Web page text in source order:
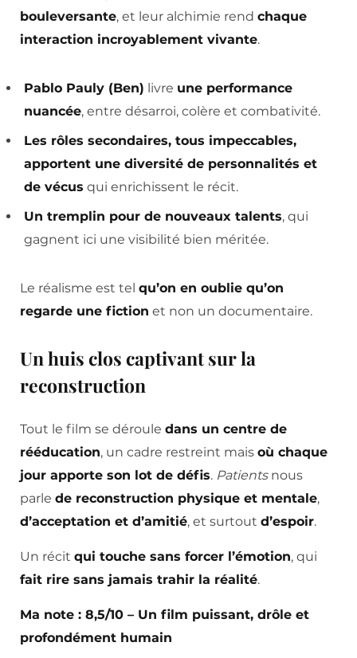
bouleversante, et leur alchimie rend chaque
interaction incroyablement vivante.
Pablo Pauly (Ben) livre une performance
nuancée, entre désarroi, colère et combativité.
Les rôles secondaires, tous impeccables,
apportent une diversité de personnalités et
de vécus qui enrichissent le récit.
Un tremplin pour de nouveaux talents, qui
gagnent ici une visibilité bien méritée.
Le réalisme est tel qu’on en oublie qu’on
regarde une fiction et non un documentaire.
Un huis clos captivant sur la
reconstruction
Tout le film se déroule dans un centre de
rééducation, un cadre restreint mais où chaque
jour apporte son lot de défis. Patientsnous
parle de reconstruction physique et mentale,
d’acceptation et d’amitié, et surtout d’espoir.
Un récit qui touche sans forcer l’émotion, qui
fait rire sans jamais trahir la réalité.
Ma note : 8,5/10 – Un film puissant, drôle et
profondément humain